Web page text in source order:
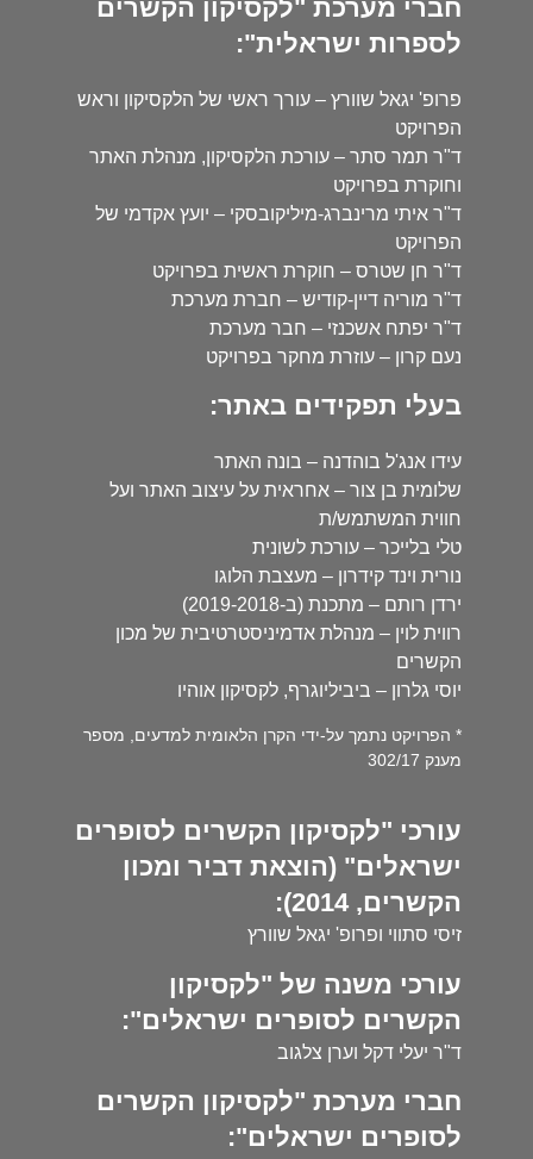
חברי מערכת "לקסיקון הקשרים
לספרות ישראלית":
פרופ' יגאל שוורץ – עורך ראשי של הלקסיקון וראש
הפרויקט
ד"ר תמר סתר – עורכת הלקסיקון, מנהלת האתר
וחוקרת בפרויקט
ד"ר איתי מרינברג-מיליקובסקי – יועץ אקדמי של
הפרויקט
ד"ר חן שטרס – חוקרת ראשית בפרויקט
ד"ר מוריה דיין-קודיש – חברת מערכת
ד"ר יפתח אשכנזי – חבר מערכת
נעם קרון – עוזרת מחקר בפרויקט
בעלי תפקידים באתר:
עידו אנג'ל בוהדנה – בונה האתר
שלומית בן צור – אחראית על עיצוב האתר ועל
חווית המשתמש/ת
טלי בלייכר – עורכת לשונית
נורית וינד קידרון – מעצבת הלוגו
ירדן רותם – מתכנת (ב-2019-2018)
רווית לוין – מנהלת אדמיניסטרטיבית של מכון
הקשרים
יוסי גלרון – ביביליוגרף, לקסיקון אוהיו
* הפרויקט נתמך על-ידי הקרן הלאומית למדעים, מספר
מענק 302/17
עורכי "לקסיקון הקשרים לסופרים
ישראלים" (הוצאת דביר ומכון
הקשרים, 2014):
זיסי סתווי ופרופ' יגאל שוורץ
עורכי משנה של "לקסיקון
הקשרים לסופרים ישראלים":
ד"ר יעלי דקל וערן צלגוב
חברי מערכת "לקסיקון הקשרים
לסופרים ישראלים":